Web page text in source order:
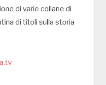
di varie collane di
di titoli sulla storia